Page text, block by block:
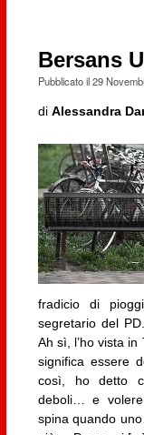
Bersans
Pubblicato il29
di Alessandra
fradicio di
segretario del
Ah sì, l’ho vista
significa essere
così, ho detto
deboli… e
spina quando